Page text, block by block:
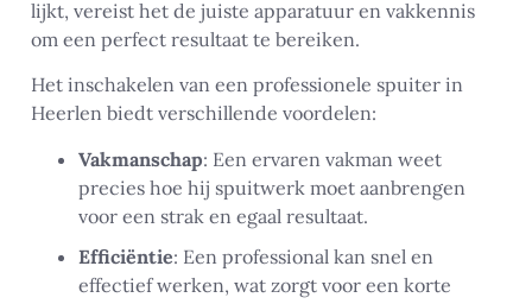
lijkt, vereist het de juiste apparatuur en vakkennis
om een perfect resultaat te bereiken.
Het inschakelen van een professionele spuiter in
Heerlen biedt verschillende voordelen:
Vakmanschap: Een ervaren vakman weet
precies hoe hij spuitwerk moet aanbrengen
voor een strak en egaal resultaat.
Efficiëntie: Een professional kan snel en
effectief werken, wat zorgt voor een korte